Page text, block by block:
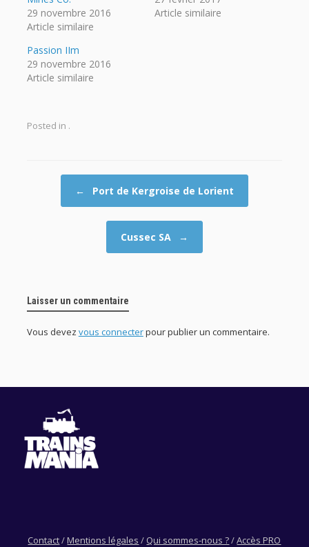
29 novembre 2016
Article similaire
Article similaire
Passion IIm
29 novembre 2016
Article similaire
Posted in .
Post navigation
← Port de Kergroise de Lorient
Cussec SA →
Laisser un commentaire
Vous devez vous connecterpour publier un commentaire.
Contact/Mentions légales / Qui sommes-nous ?/Accès PRO